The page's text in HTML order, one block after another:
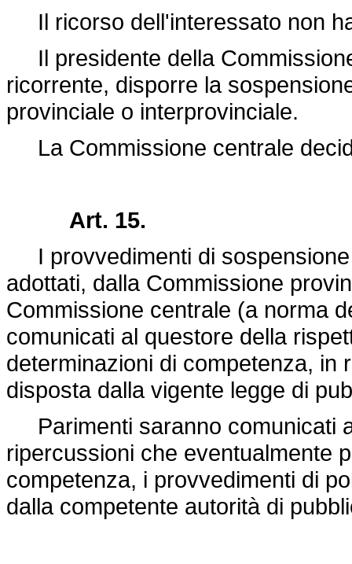
Il ricorso dell'interessato non
Il presidente della
ricorrente, disporre la
provinciale o interprovinciale.
La Commissione centrale
Art. 15.
I provvedimenti di sospensione
adottati, dalla Commissione
Commissione centrale (a norma
comunicati al questore della
determinazioni di competenza, in
disposta dalla vigente legge di
Parimenti saranno comunicati
ripercussioni che eventualmente
competenza, i provvedimenti di
dalla competente autorità di